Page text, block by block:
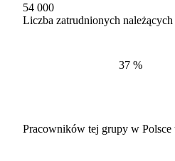
54 000
Liczba zatrudnionych
37 %
Pracowników tej grupy w Polsce